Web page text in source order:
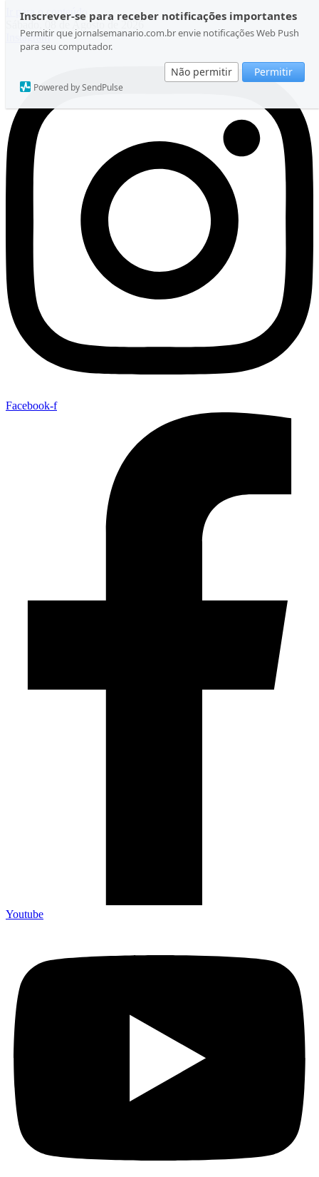
Inscrever-se para receber notificações importantes
Permitir que jornalsemanario.com.br envie notificações Web Push
para seu computador.
Não permitir Permitir
Powered by SendPulse
Ir para o conteúdo
Sábado, 08 de Agosto de 2026
Instagram
Facebook-f
Youtube